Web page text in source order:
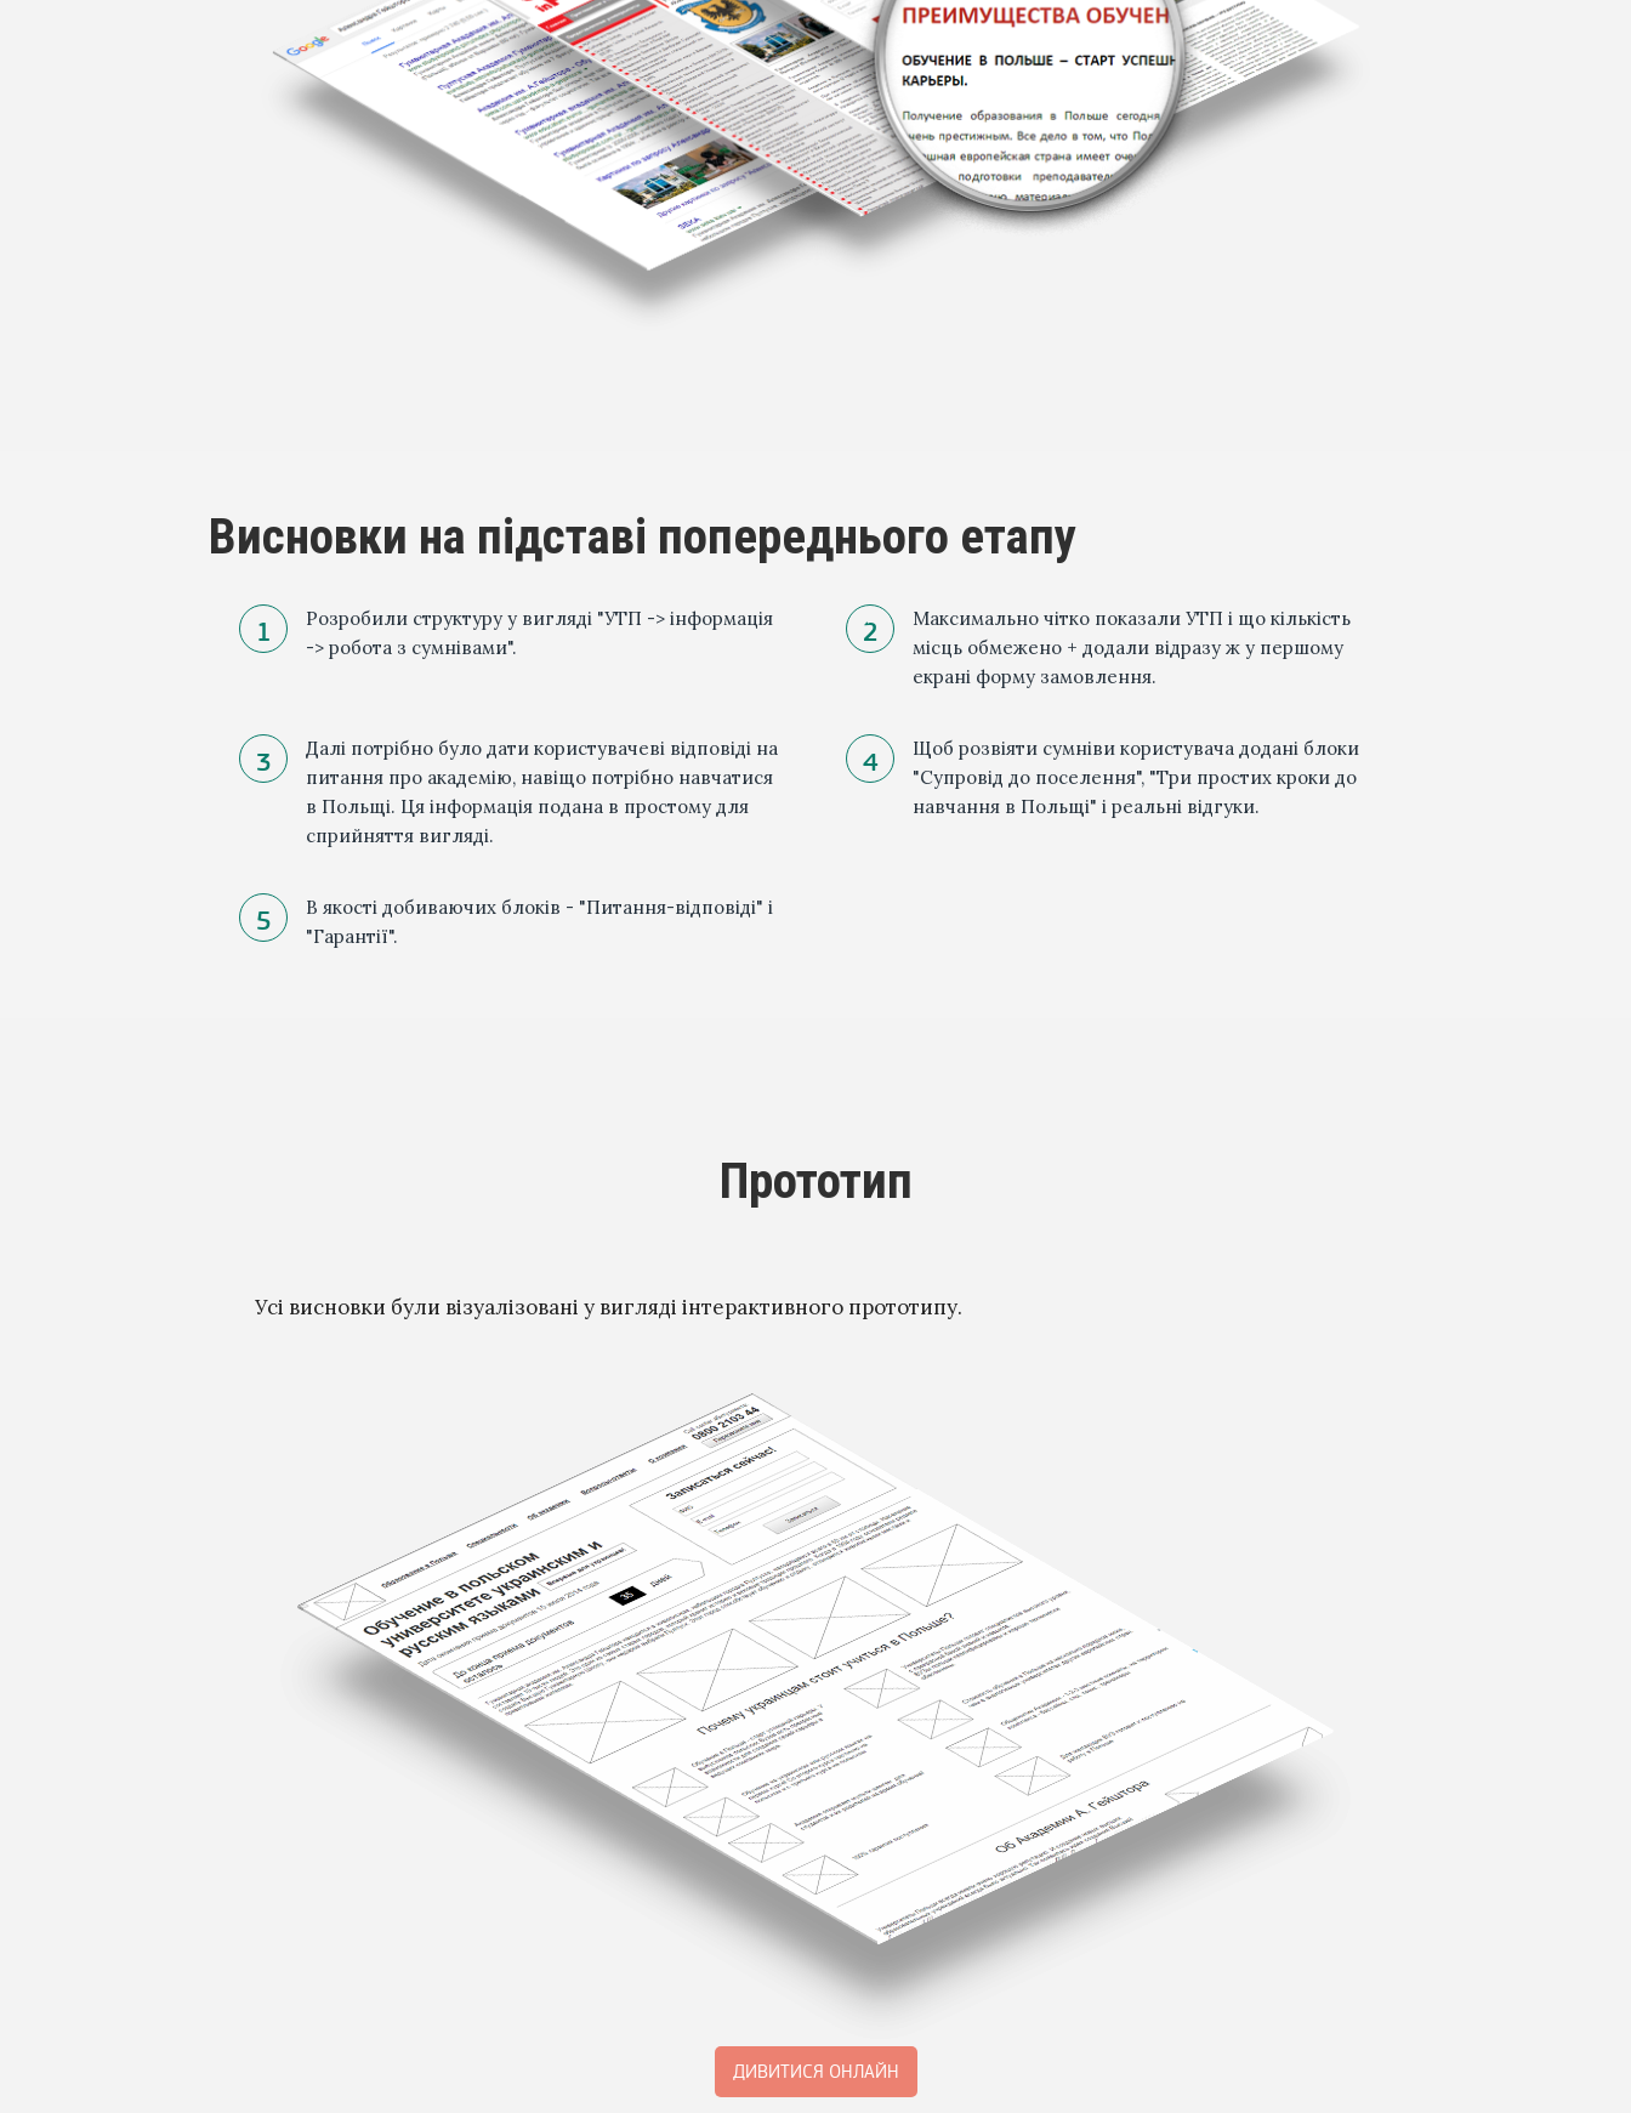
Висновки на підставі попереднього етапу
Розробили структуру у вигляді "УТП -> інформація
-> робота з сумнівами".
Максимально чітко показали УТП і що кількість
місць обмежено + додали відразу ж у першому
екрані форму замовлення.
Далі потрібно було дати користувачеві відповіді на
питання про академію, навіщо потрібно навчатися
в Польщі. Ця інформація подана в простому для
сприйняття вигляді.
Щоб розвіяти сумніви користувача додані блоки
"Супровід до поселення", "Три простих кроки до
навчання в Польщі" і реальні відгуки.
В якості добиваючих блоків - "Питання-відповіді" і
"Гарантії".
Прототип
Усі висновки були візуалізовані у вигляді інтерактивного прототипу.
ДИВИТИСЯ ОНЛАЙН